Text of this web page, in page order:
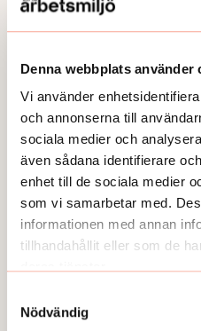
Denna webbplats använder
Vi använder
och annonserna till
sociala medier och
även sådana identifierare
enhet till de sociala medier
som vi samarbetar med.
informationen med annan
tillhandahållit eller som de
Nödvändig
NYHETER
Arbetet återupptas